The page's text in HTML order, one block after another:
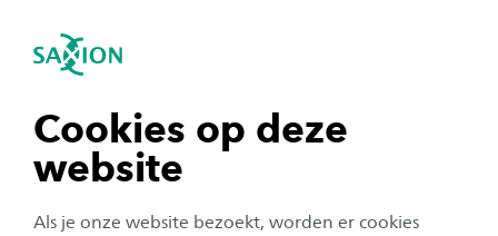
Cookies op deze
website
Als je onze website bezoekt, worden er cookies
Navigatie openen
tonen
tonen
sluiten